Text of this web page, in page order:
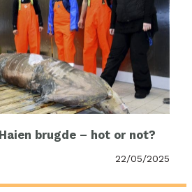
Haien brugde – hot or not?
22/05/2025